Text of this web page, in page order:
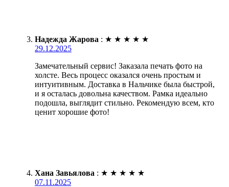
Надежда Жарова : ★ ★ ★ ★ ★
29.12.2025
Замечательный сервис! Заказала печать фото на
холсте. Весь процесс оказался очень простым и
интуитивным. Доставка в Нальчике была быстрой,
и я осталась довольна качеством. Рамка идеально
подошла, выглядит стильно. Рекомендую всем, кто
ценит хорошие фото!
Хана Завьялова : ★ ★ ★ ★ ★
07.11.2025